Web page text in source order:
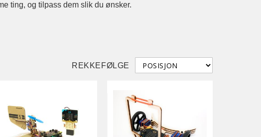
ting, og tilpass dem slik du ønsker.
REKKEFØLGE